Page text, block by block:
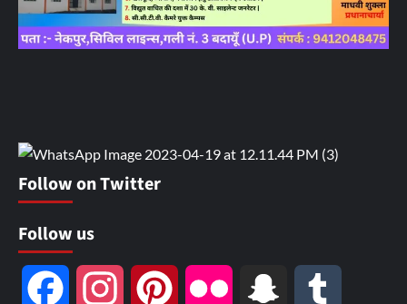
Follow on Twitter
Follow us
Facebook Instagram Pinterest Flickr Snapchat